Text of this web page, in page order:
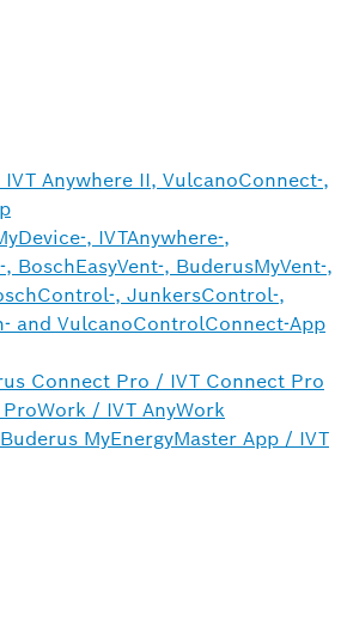
Anywhere II, VulcanoConnect-,
, IVTAnywhere-,
, BuderusMyVent-,
, JunkersControl-,
and VulcanoControlConnect-App
Connect Pro / IVT Connect Pro
/ IVT AnyWork
MyEnergyMaster App / IVT